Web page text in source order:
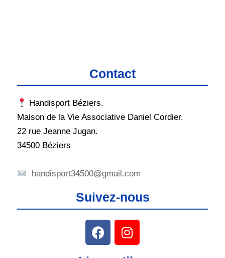
Contact
Handisport Béziers.
Maison de la Vie Associative Daniel Cordier.
22 rue Jeanne Jugan.
34500 Béziers
handisport34500@gmail.com
Suivez-nous